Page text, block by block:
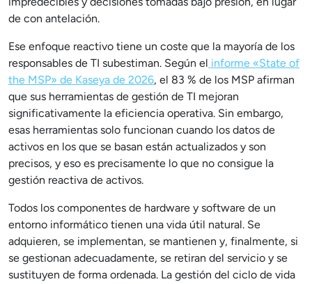
de con antelación.
Ese enfoque reactivo tiene un coste que la mayoría de los
responsables de TI subestiman. Según el informe «State of
the MSP» de Kaseya de 2026, el 83 % de los MSP afirman
que sus herramientas de gestión de TI mejoran
significativamente la eficiencia operativa. Sin embargo,
esas herramientas solo funcionan cuando los datos de
activos en los que se basan están actualizados y son
precisos, y eso es precisamente lo que no consigue la
gestión reactiva de activos.
Todos los componentes de hardware y software de un
entorno informático tienen una vida útil natural. Se
adquieren, se implementan, se mantienen y, finalmente, si
se gestionan adecuadamente, se retiran del servicio y se
sustituyen de forma ordenada. La gestión del ciclo de vida